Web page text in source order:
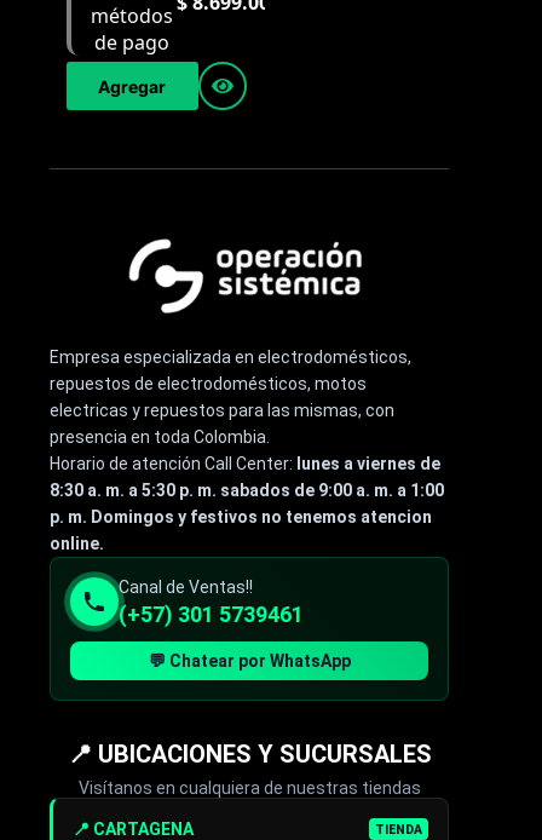
Agregar
Empresa especializada en electrodomésticos,
repuestos de electrodomésticos, motos
electricas y repuestos para las mismas, con
presencia en toda Colombia.
Horario de atención Call Center: lunes a viernes de
8:30 a. m. a 5:30 p. m. sabados de 9:00 a. m. a 1:00
p. m. Domingos y festivos no tenemos atencion
online.
Canal de Ventas!!
(+57) 301 5739461
💬 Chatear por WhatsApp
📍 UBICACIONES Y SUCURSALES
Visítanos en cualquiera de nuestras tiendas
📍 CARTAGENA TIENDA